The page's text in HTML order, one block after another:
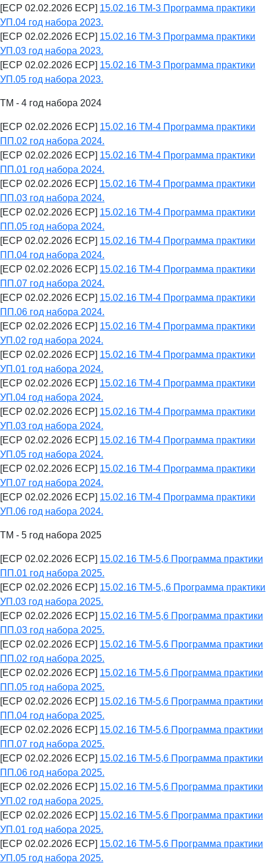
[ECP 02.02.2026 ECP] 15.02.16 ТМ-3 Программа практики
УП.04 год набора 2023.
[ECP 02.02.2026 ECP] 15.02.16 ТМ-3 Программа практики
УП.03 год набора 2023.
[ECP 02.02.2026 ECP] 15.02.16 ТМ-3 Программа практики
УП.05 год набора 2023.
ТМ - 4 год набора 2024
[ECP 02.02.2026 ECP] 15.02.16 ТМ-4 Программа практики
ПП.02 год набора 2024.
[ECP 02.02.2026 ECP] 15.02.16 ТМ-4 Программа практики
ПП.01 год набора 2024.
[ECP 02.02.2026 ECP] 15.02.16 ТМ-4 Программа практики
ПП.03 год набора 2024.
[ECP 02.02.2026 ECP] 15.02.16 ТМ-4 Программа практики
ПП.05 год набора 2024.
[ECP 02.02.2026 ECP] 15.02.16 ТМ-4 Программа практики
ПП.04 год набора 2024.
[ECP 02.02.2026 ECP] 15.02.16 ТМ-4 Программа практики
ПП.07 год набора 2024.
[ECP 02.02.2026 ECP] 15.02.16 ТМ-4 Программа практики
ПП.06 год набора 2024.
[ECP 02.02.2026 ECP] 15.02.16 ТМ-4 Программа практики
УП.02 год набора 2024.
[ECP 02.02.2026 ECP] 15.02.16 ТМ-4 Программа практики
УП.01 год набора 2024.
[ECP 02.02.2026 ECP] 15.02.16 ТМ-4 Программа практики
УП.04 год набора 2024.
[ECP 02.02.2026 ECP] 15.02.16 ТМ-4 Программа практики
УП.03 год набора 2024.
[ECP 02.02.2026 ECP] 15.02.16 ТМ-4 Программа практики
УП.05 год набора 2024.
[ECP 02.02.2026 ECP] 15.02.16 ТМ-4 Программа практики
УП.07 год набора 2024.
[ECP 02.02.2026 ECP] 15.02.16 ТМ-4 Программа практики
УП.06 год набора 2024.
ТМ - 5 год набора 2025
[ECP 02.02.2026 ECP] 15.02.16 ТМ-5,6 Программа практики
ПП.01 год набора 2025.
[ECP 02.02.2026 ECP] 15.02.16 ТМ-5,,6 Программа практики
УП.03 год набора 2025.
[ECP 02.02.2026 ECP] 15.02.16 ТМ-5,6 Программа практики
ПП.03 год набора 2025.
[ECP 02.02.2026 ECP] 15.02.16 ТМ-5,6 Программа практики
ПП.02 год набора 2025.
[ECP 02.02.2026 ECP] 15.02.16 ТМ-5,6 Программа практики
ПП.05 год набора 2025.
[ECP 02.02.2026 ECP] 15.02.16 ТМ-5,6 Программа практики
ПП.04 год набора 2025.
[ECP 02.02.2026 ECP] 15.02.16 ТМ-5,6 Программа практики
ПП.07 год набора 2025.
[ECP 02.02.2026 ECP] 15.02.16 ТМ-5,6 Программа практики
ПП.06 год набора 2025.
[ECP 02.02.2026 ECP] 15.02.16 ТМ-5,6 Программа практики
УП.02 год набора 2025.
[ECP 02.02.2026 ECP] 15.02.16 ТМ-5,6 Программа практики
УП.01 год набора 2025.
[ECP 02.02.2026 ECP] 15.02.16 ТМ-5,6 Программа практики
УП.05 год набора 2025.